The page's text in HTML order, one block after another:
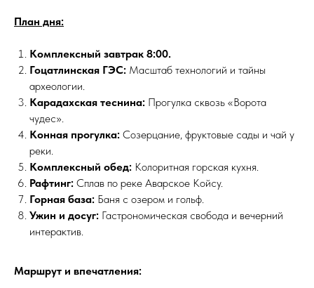
План дня:
Комплексный завтрак 8:00.
Гоцатлинская ГЭС: Масштаб технологий и тайны
археологии.
Карадахская теснина: Прогулка сквозь «Ворота
чудес».
Конная прогулка: Созерцание, фруктовые сады и чай у
реки.
Комплексный обед: Колоритная горская кухня.
Рафтинг: Сплав по реке Аварское Койсу.
Горная база: Баня с озером и гольф.
Ужин и досуг: Гастрономическая свобода и вечерний
интерактив.
Маршрут и впечатления: